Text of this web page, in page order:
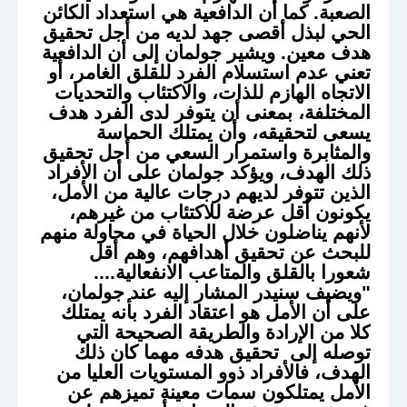
الصعبة. كما أن الدافعية هي استعداد الكائن
الحي لبذل أقصى جهد لديه من أجل تحقيق
هدف معين. ويشير جولمان إلى أن الدافعية
تعني عدم استسلام الفرد للقلق الغامر، أو
الاتجاه الهازم للذات، والاكتئاب والتحديات
المختلفة، بمعنى أن يتوفر لدى الفرد هدف
يسعى لتحقيقه، وأن يمتلك الحماسة
والمثابرة واستمرار السعي من أجل تحقيق
ذلك الهدف، ويؤكد جولمان على أن الأفراد
الذين تتوفر لديهم درجات عالية من الأمل،
يكونون أقل عرضة للاكتئاب من غيرهم،
لأنهم يناضلون خلال الحياة في محاولة منهم
للبحث عن تحقيق أهدافهم، وهم أقل
شعورا بالقلق والمتاعب الانفعالية....
"ويضيف سنيدر المشار إليه عند جولمان،
على أن الأمل هو اعتقاد الفرد بأنه يمتلك
كلا من الإرادة والطريقة الصحيحة التي
توصله إلى تحقيق هدفه مهما كان ذلك
الهدف، فالأفراد ذوو المستويات العليا من
الأمل يمتلكون سمات معينة تميزهم عن